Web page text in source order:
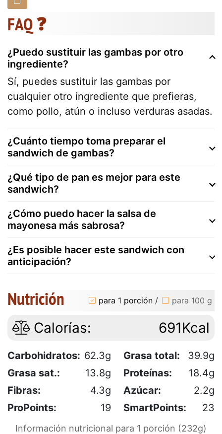
FAQ ❓
¿Puedo sustituir las gambas por otro
ingrediente?
Sí, puedes sustituir las gambas por
cualquier otro ingrediente que prefieras,
como pollo, atún o incluso verduras asadas.
¿Cuánto tiempo toma preparar el
sandwich de gambas?
¿Qué tipo de pan es mejor para este
sandwich?
¿Cómo puedo hacer la salsa de
mayonesa más sabrosa?
¿Es posible hacer este sandwich con
anticipación?
Nutrición para 1 porción / para 100 g
Calorías: 691Kcal
Carbohidratos: 62.3g Grasa total:
39.9g
Grasa sat.:
13.8g Proteínas:
18.4g
Fibras:
4.3g Azúcar:
2.2g
ProPoints:
19 SmartPoints: 23
Información nutricional para 1 porción (232g)